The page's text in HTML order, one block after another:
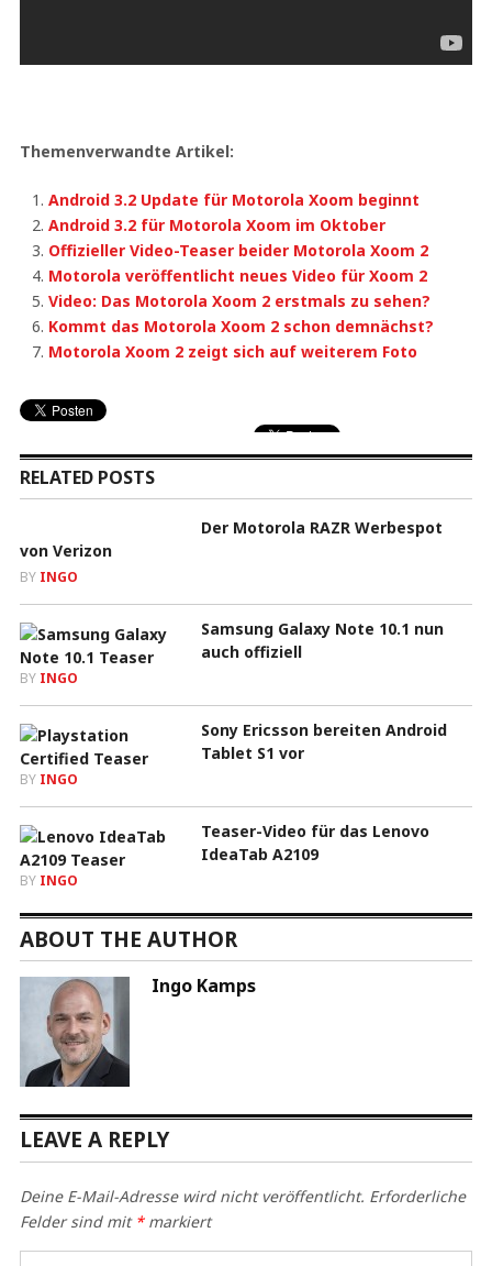
Themenverwandte Artikel:
Android 3.2 Update für Motorola Xoom beginnt
Android 3.2 für Motorola Xoom im Oktober
Offizieller Video-Teaser beider Motorola Xoom 2
Motorola veröffentlicht neues Video für Xoom 2
Video: Das Motorola Xoom 2 erstmals zu sehen?
Kommt das Motorola Xoom 2 schon demnächst?
Motorola Xoom 2 zeigt sich auf weiterem Foto
RELATED POSTS
Der Motorola RAZR Werbespot
von Verizon
BY INGO
Samsung Galaxy Note 10.1 nun
auch offiziell
BY INGO
Sony Ericsson bereiten Android
Tablet S1 vor
BY INGO
Teaser-Video für das Lenovo
IdeaTab A2109
BY INGO
ABOUT THE AUTHOR
Ingo Kamps
LEAVE A REPLY
Deine E-Mail-Adresse wird nicht veröffentlicht. Erforderliche
Felder sind mit *markiert